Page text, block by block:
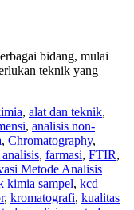
bidang, mulai
teknik yang
, alat dan teknik,
, analisis non-
, Chromatography,
, farmasi, FTIR,
Metode Analisis
kimia sampel, kcd
, kromatografi, kualitas